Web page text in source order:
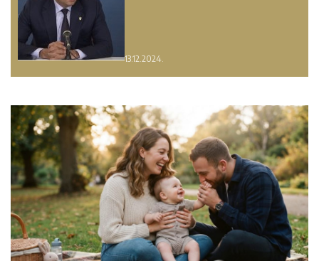
13.12.2024.